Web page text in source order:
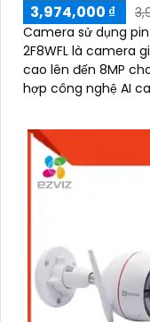
3,974,000 ₫
Camera sử dụng
2F8WFL là camera
cao lên đến 8MP
hợp công nghệ AI
Thiết kế bền bỉ
mọi điều kiện thời
2F8WFL có khả
Không Dây, chức